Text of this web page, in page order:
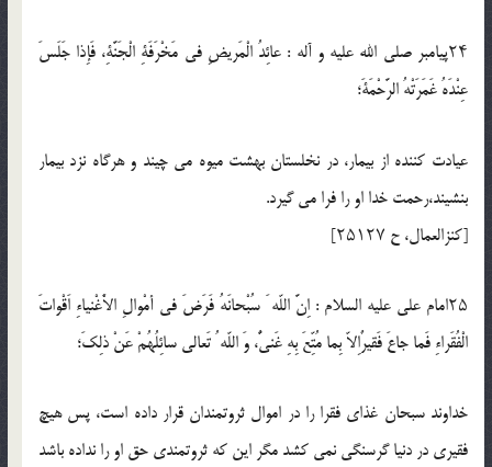
۲۴پيامبر صلي الله عليه و آله : عائِدُ الْمَريضِ فى مَخْرَفَةِ الْجَنَّةِ، فَإِذا جَلَسَ
عِنْدَهُ غَمَرَتْهُ الرَّحْمَةَ؛
عيادت كننده از بيمار، در نخلستان بهشت ميوه مى چيند و هرگاه نزد بيمار
بنشيند،رحمت خدا او را فرا مى گيرد.
[كنزالعمال، ح ۲۵۱۲۷]
۲۵امام على عليه السلام : اِنَّ اللّه َ سُبْحانَهُ فَرَضَ فى أمْوالِ الاَْغْنياءِ اَقْواتَ
الْفُقَراءِ فَما جاعَ فَقيرٌاِلاّ بِما مُتِّعَ بِهِ غَنىٌّ، وَ اللّه ُ تَعالى سائِلُهُمْ عَنْ ذلِكَ؛
خداوند سبحان غذاى فقرا را در اموال ثروتمندان قرار داده است، پس هيچ
فقيرى در دنيا گرسنگى نمى كشد مگر اين كه ثروتمندى حق او را نداده باشد